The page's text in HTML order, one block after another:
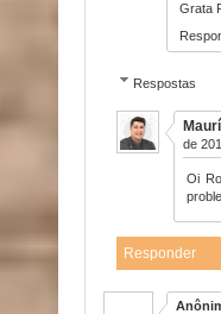
Grata
Respostas
de
Oi
Responder